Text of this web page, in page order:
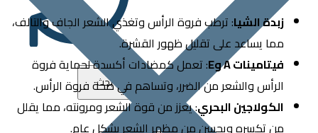
زبدة الشيا: ترطب فروة الرأس وتغذي الشعر الجاف والتالف،
مما يساعد على تقليل ظهور القشرة.
فيتاميناتA وE: تعمل كمضادات أكسدة لحماية فروة
الرأس والشعر من الضرر، وتساهم في صحة فروة الرأس.
الكولاجين البحري: يعزز من قوة الشعر ومرونته، مما يقلل
من تكسره ويحسن من مظهر الشعر بشكل عام.